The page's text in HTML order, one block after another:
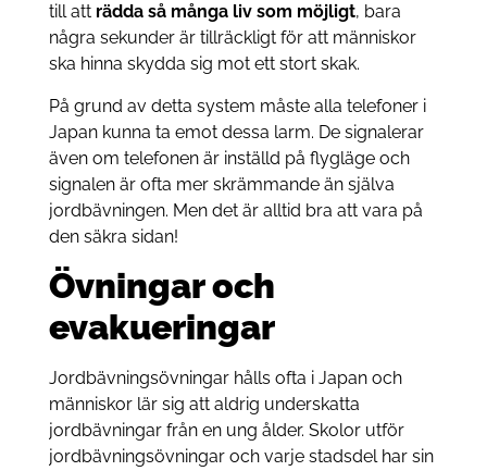
till att rädda så många liv som möjligt, bara
några sekunder är tillräckligt för att människor
ska hinna skydda sig mot ett stort skak.
På grund av detta system måste alla telefoner i
Japan kunna ta emot dessa larm. De signalerar
även om telefonen är inställd på flygläge och
signalen är ofta mer skrämmande än själva
jordbävningen. Men det är alltid bra att vara på
den säkra sidan!
Övningar och
evakueringar
Jordbävningsövningar hålls ofta i Japan och
människor lär sig att aldrig underskatta
jordbävningar från en ung ålder. Skolor utför
jordbävningsövningar och varje stadsdel har sin